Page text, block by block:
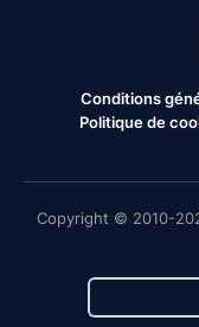
Conditions
Politique de
Copyright © 2010-